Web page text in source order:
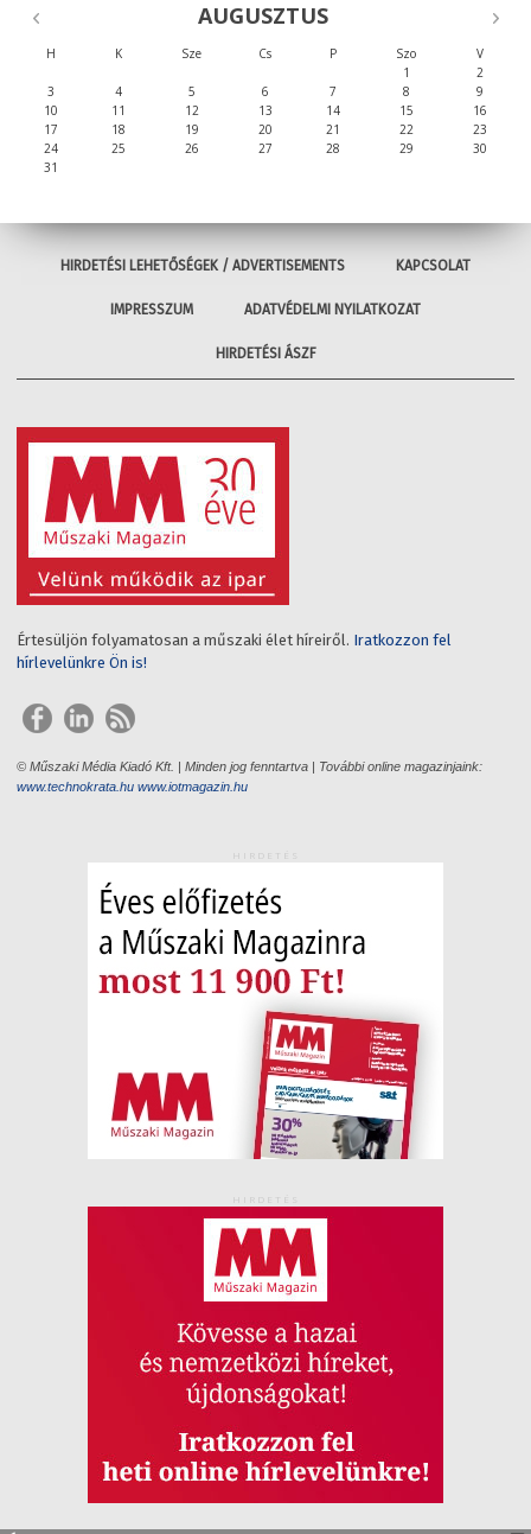
AUGUSZTUS
H K Sze Cs P Szo
V
1
2
3
4 5 6 7 8
9
10
11 12 13 14 15
16
17
18 19 20 21 22
23
24
25 26 27 28 29
30
31
HIRDETÉSI LEHETŐSÉGEK / ADVERTISEMENTS KAPCSOLAT
IMPRESSZUM ADATVÉDELMI NYILATKOZAT
HIRDETÉSI ÁSZF
Értesüljön folyamatosan a műszaki élet híreiről. Iratkozzon fel
hírlevelünkre Ön is!
© Műszaki Média Kiadó Kft. | Minden jog fenntartva | További online magazinjaink:
www.technokrata.hu www.iotmagazin.hu
HIRDETÉS
HIRDETÉS